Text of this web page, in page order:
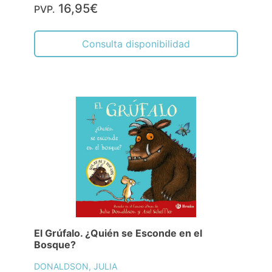
PVP. 16,95€
Consulta disponibilidad
El Grúfalo. ¿Quién se Esconde en el
Bosque?
DONALDSON, JULIA